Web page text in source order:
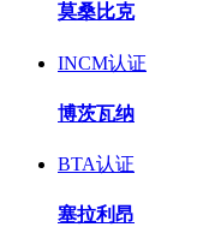
莫桑比克
INCM认证
博茨瓦纳
BTA认证
塞拉利昂